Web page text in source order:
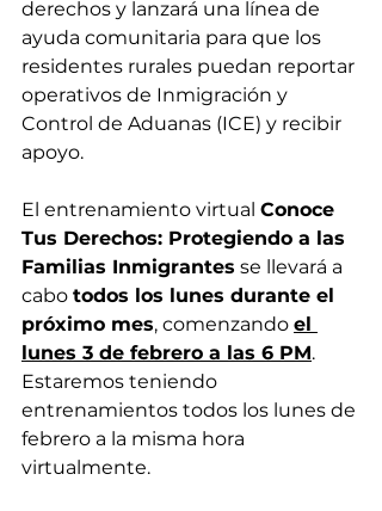
derechos y lanzará una línea de
ayuda comunitaria para que los
residentes rurales puedan reportar
operativos de Inmigración y
Control de Aduanas (ICE) y recibir
apoyo.
El entrenamiento virtual Conoce
Tus Derechos: Protegiendo a las
Familias Inmigrantes se llevará a
cabo todos los lunes durante el
próximo mes, comenzando el
lunes 3 de febrero a las 6 PM.
Estaremos teniendo
entrenamientos todos los lunes de
febrero a la misma hora
virtualmente.